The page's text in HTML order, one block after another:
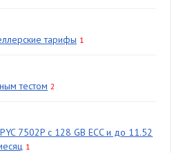
тарифы 1
тестом 2
7502P с 128 GB ECC и до 11.52
1